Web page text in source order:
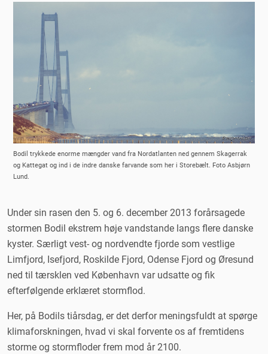
Bodil trykkede enorme mængder vand fra Nordatlanten ned gennem Skagerrak
og Kattegat og ind i de indre danske farvande som her i Storebælt. Foto Asbjørn
Lund.
Under sin rasen den 5. og 6. december 2013 forårsagede
stormen Bodil ekstrem høje vandstande langs flere danske
kyster. Særligt vest- og nordvendte fjorde som vestlige
Limfjord, Isefjord, Roskilde Fjord, Odense Fjord og Øresund
ned til tærsklen ved København var udsatte og fik
efterfølgende erklæret stormflod.
Her, på Bodils tiårsdag, er det derfor meningsfuldt at spørge
klimaforskningen, hvad vi skal forvente os af fremtidens
storme og stormfloder frem mod år 2100.